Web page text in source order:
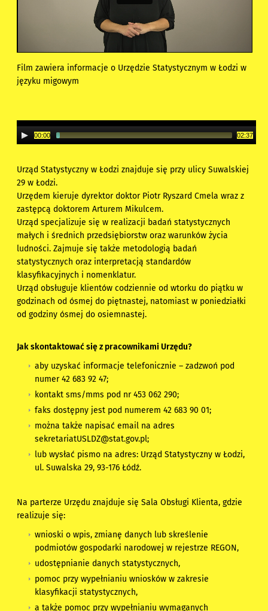
Film zawiera informacje o Urzędzie Statystycznym w Łodzi w
języku migowym
00:00 02:37
Urząd Statystyczny w Łodzi znajduje się przy ulicy Suwalskiej
29 w Łodzi.
Urzędem kieruje dyrektor doktor Piotr Ryszard Cmela wraz z
zastępcą doktorem Arturem Mikulcem.
Urząd specjalizuje się w realizacji badań statystycznych
małych i średnich przedsiębiorstw oraz warunków życia
ludności. Zajmuje się także metodologią badań
statystycznych oraz interpretacją standardów
klasyfikacyjnych i nomenklatur.
Urząd obsługuje klientów codziennie od wtorku do piątku w
godzinach od ósmej do piętnastej, natomiast w poniedziałki
od godziny ósmej do osiemnastej.
Jak skontaktować się z pracownikami Urzędu?
aby uzyskać informacje telefonicznie – zadzwoń pod
numer 42 683 92 47;
kontakt sms/mms pod nr 453 062 290;
faks dostępny jest pod numerem 42 683 90 01;
można także napisać email na adres
sekretariatUSLDZ@stat.gov.pl;
lub wysłać pismo na adres: Urząd Statystyczny w Łodzi,
ul. Suwalska 29, 93-176 Łódź.
Na parterze Urzędu znajduje się Sala Obsługi Klienta, gdzie
realizuje się:
wnioski o wpis, zmianę danych lub skreślenie
podmiotów gospodarki narodowej w rejestrze REGON,
udostępnianie danych statystycznych,
pomoc przy wypełnianiu wniosków w zakresie
klasyfikacji statystycznych,
a także pomoc przy wypełnianiu wymaganych